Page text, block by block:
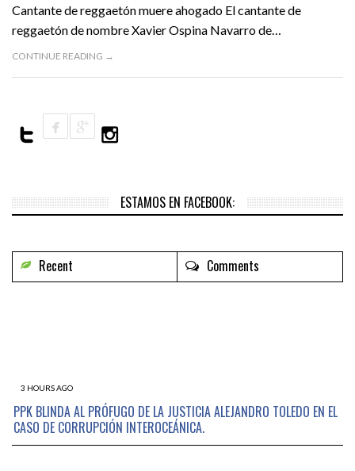
Cantante de reggaetón muere ahogado El cantante de
reggaetón de nombre Xavier Ospina Navarro de…
CONTINUE READING →
ESTAMOS EN FACEBOOK:
Recent Comments
3 HOURS AGO
PPK BLINDA AL PRÓFUGO DE LA JUSTICIA ALEJANDRO TOLEDO EN EL
CASO DE CORRUPCIÓN INTEROCEÁNICA.